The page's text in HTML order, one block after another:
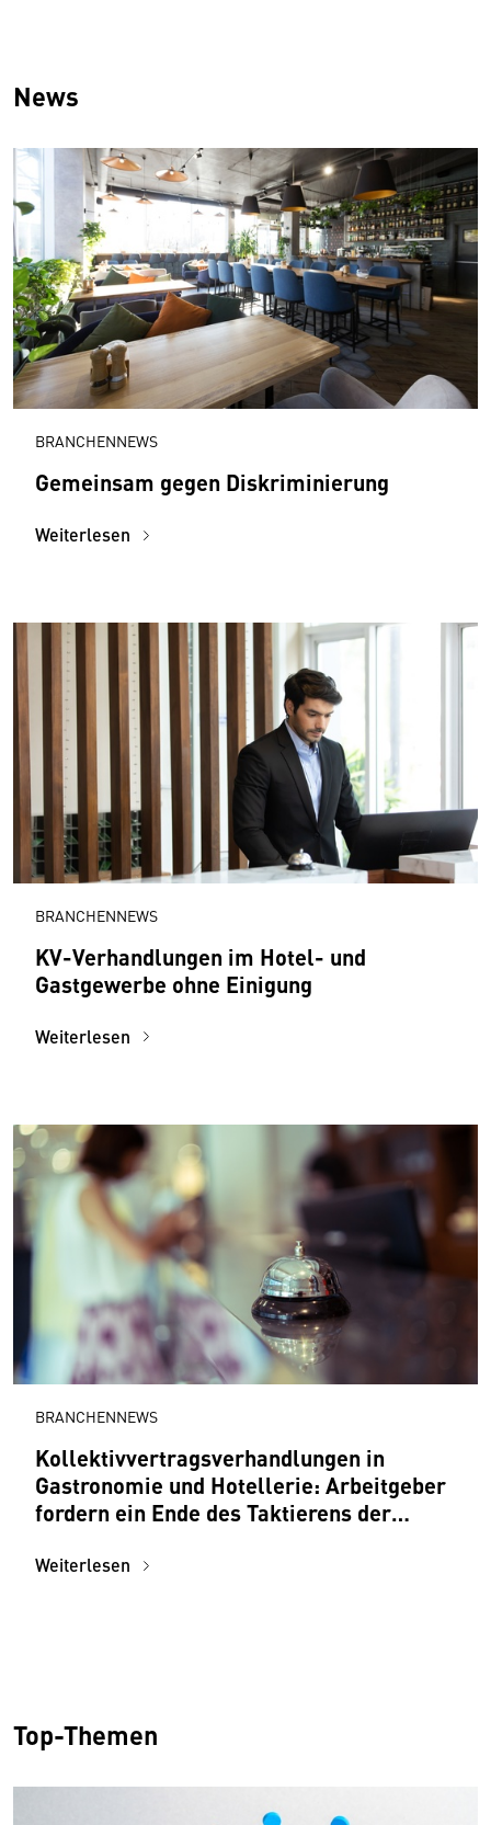
News
BRANCHENNEWS
Gemeinsam gegen Diskriminierung
Weiterlesen
BRANCHENNEWS
KV-Verhandlungen im Hotel- und
Gastgewerbe ohne Einigung
Weiterlesen
BRANCHENNEWS
Kollektivvertragsverhandlungen in
Gastronomie und Hotellerie: Arbeitgeber
fordern ein Ende des Taktierens der
Mitarbeiter:innen und Betriebe
Weiterlesen
Top-Themen